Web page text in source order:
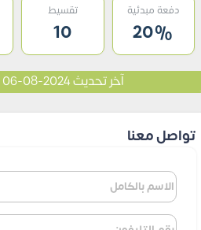
دفعة مبدئية
20%
تقسيط
10
آخر تحديث 2024-08-06
تواصل معنا